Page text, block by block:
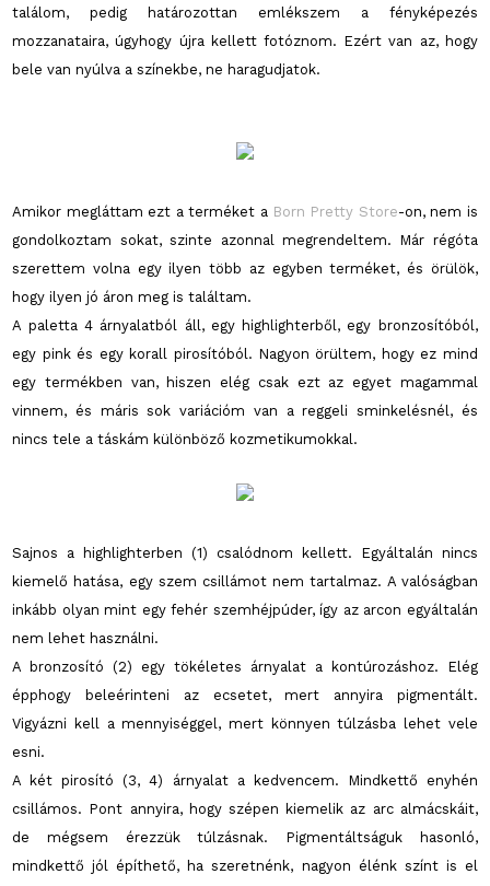
találom, pedig határozottan emlékszem a fényképezés
mozzanataira, úgyhogy újra kellett fotóznom. Ezért van az, hogy
bele van nyúlva a színekbe, ne haragudjatok.
Amikor megláttam ezt a terméket a Born Pretty Store-on, nem is
gondolkoztam sokat, szinte azonnal megrendeltem. Már régóta
szerettem volna egy ilyen több az egyben terméket, és örülök,
hogy ilyen jó áron meg is találtam.
A paletta 4 árnyalatból áll, egy highlighterből, egy bronzosítóból,
egy pink és egy korall pirosítóból. Nagyon örültem, hogy ez mind
egy termékben van, hiszen elég csak ezt az egyet magammal
vinnem, és máris sok variációm van a reggeli sminkelésnél, és
nincs tele a táskám különböző kozmetikumokkal.
Sajnos a highlighterben (1) csalódnom kellett. Egyáltalán nincs
kiemelő hatása, egy szem csillámot nem tartalmaz. A valóságban
inkább olyan mint egy fehér szemhéjpúder, így az arcon egyáltalán
nem lehet használni.
A bronzosító (2) egy tökéletes árnyalat a kontúrozáshoz. Elég
épphogy beleérinteni az ecsetet, mert annyira pigmentált.
Vigyázni kell a mennyiséggel, mert könnyen túlzásba lehet vele
esni.
A két pirosító (3, 4) árnyalat a kedvencem. Mindkettő enyhén
csillámos. Pont annyira, hogy szépen kiemelik az arc almácskáit,
de mégsem érezzük túlzásnak. Pigmentáltságuk hasonló,
mindkettő jól építhető, ha szeretnénk, nagyon élénk színt is el